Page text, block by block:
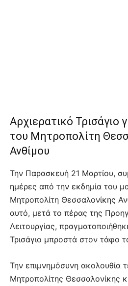
Αρχιερατικό Τρισάγιο
του Μητροπολίτη
Ανθίμου
Την Παρασκευή 21 Μαρτίου,
ημέρες από την εκδημία του
Μητροπολίτη Θεσσαλονίκης
αυτό, μετά το πέρας της
Λειτουργίας,
Τρισάγιο μπροστά στον τάφο
Την επιμνημόσυνη ακολουθία
Μητροπολίτης Θεσσαλονίκης